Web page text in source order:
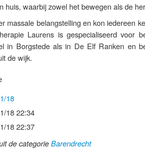
huis, waarbij zowel het bewegen als de
massale belangstelling en kon iedereen
Laurens is gespecialiseerd voor
in Borgstede als in De Elf Ranken en
de wijk.
18
18 22:34
18 22:37
de categorie Barendrecht